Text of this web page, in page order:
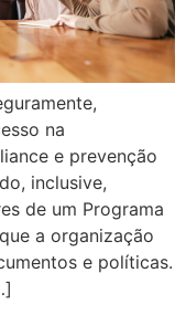
na
e prevenção
inclusive,
de um Programa
a organização
e políticas.